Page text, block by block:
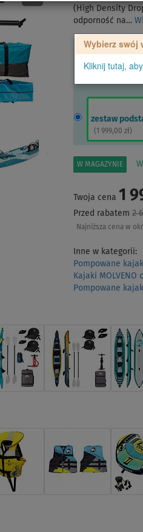
(High Density
odporność na…
Wybierz swój
Kliknij tutaj,
zestaw
( 1 999,00 zł)
W MAGAZYNIE
Twoja cena 1
Przed rabatem2
Najniższa cena w
Inne w kategorii:
Pompowane
Kajaki MOLVENO
Pompowane